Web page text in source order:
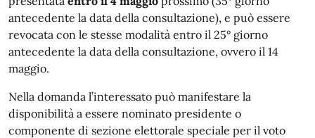
antecedente la data della consultazione), e può essere
revocata con le stesse modalità entro il 25° giorno
antecedente la data della consultazione, ovvero il 14
maggio.
Nella domanda l’interessato può manifestare la
disponibilità a essere nominato presidente o
componente di sezione elettorale speciale per il voto